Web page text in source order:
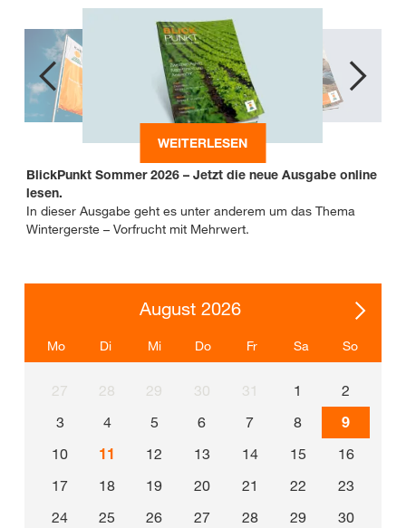
WEITERLESEN
BlickPunkt Sommer 2026 – Jetzt die neue Ausgabe online
lesen.
In dieser Ausgabe geht es unter anderem um das Thema
Wintergerste – Vorfrucht mit Mehrwert.
August 2026
Mo Di Mi Do Fr Sa So
27 28 29 30 31 1
2
3
4 5 6 7 8
9
10
11 12 13 14 15
16
17
18 19 20 21 22
23
24
25 26 27 28 29
30